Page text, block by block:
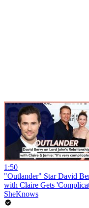
1:50
"Outlander" Star David
with Claire Gets
SheKnows